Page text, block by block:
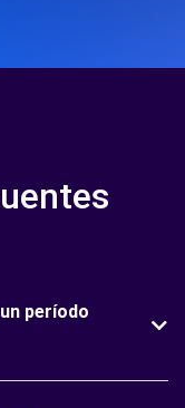
período